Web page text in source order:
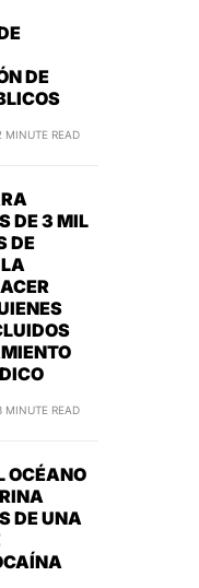
DE
MINUTE READ
DE 3 MIL
DE
MINUTE READ
OCÉANO
DE UNA